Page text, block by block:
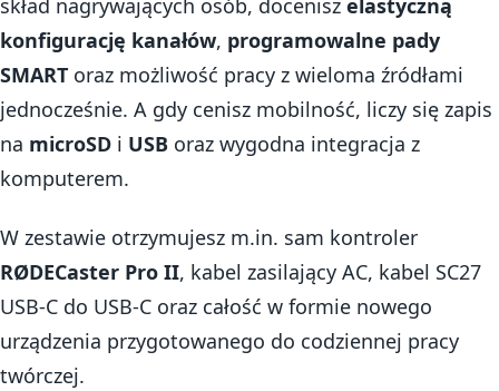
skład nagrywających osób, docenisz elastyczną
konfigurację kanałów, programowalne pady
SMART oraz możliwość pracy z wieloma źródłami
jednocześnie. A gdy cenisz mobilność, liczy się zapis
na microSD i USB oraz wygodna integracja z
komputerem.
W zestawie otrzymujesz m.in. sam kontroler
RØDECaster Pro II, kabel zasilający AC, kabel SC27
USB-C do USB-C oraz całość w formie nowego
urządzenia przygotowanego do codziennej pracy
twórczej.